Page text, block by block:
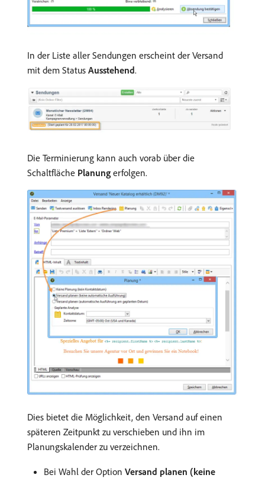
In der Liste aller Sendungen erscheint der Versand
mit dem Status Ausstehend.
Die Terminierung kann auch vorab über die
Schaltfläche Planung erfolgen.
Dies bietet die Möglichkeit, den Versand auf einen
späteren Zeitpunkt zu verschieben und ihn im
Planungskalender zu verzeichnen.
Bei Wahl der Option Versand planen (keine